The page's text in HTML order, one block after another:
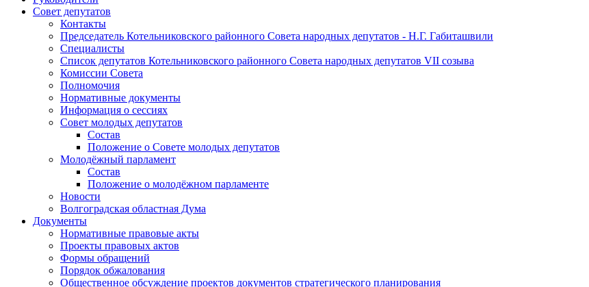
Совет депутатов
Контакты
Председатель Котельниковского районного Совета народных депутатов - Н.Г. Габиташвили
Специалисты
Список депутатов Котельниковского районного Совета народных депутатов VII созыва
Комиссии Совета
Полномочия
Нормативные документы
Информация о сессиях
Совет молодых депутатов
Состав
Положение о Совете молодых депутатов
Молодёжный парламент
Состав
Положение о молодёжном парламенте
Новости
Волгоградская областная Дума
Документы
Нормативные правовые акты
Проекты правовых актов
Формы обращений
Порядок обжалования
Общественное обсуждение проектов документов стратегического планирования